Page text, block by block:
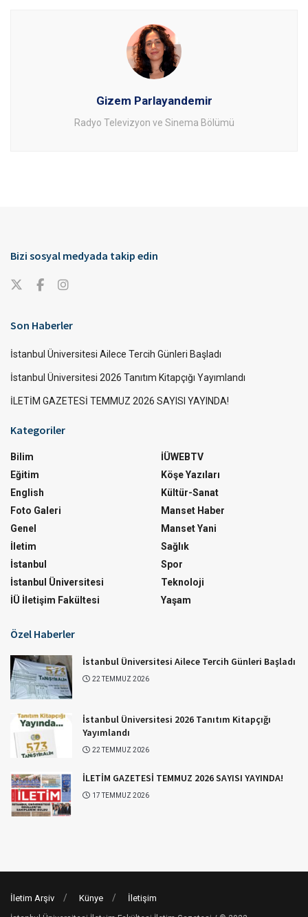
Gizem Parlayandemir
Radyo Televizyon ve Sinema Bölümü
Bizi sosyal medyada takip edin
Son Haberler
İstanbul Üniversitesi Ailece Tercih Günleri Başladı
İstanbul Üniversitesi 2026 Tanıtım Kitapçığı Yayımlandı
İLETİM GAZETESİ TEMMUZ 2026 SAYISI YAYINDA!
Kategoriler
Bilim
Eğitim
English
Foto Galeri
Genel
İletim
İstanbul
İstanbul Üniversitesi
İÜ İletişim Fakültesi
İÜWEBTV
Köşe Yazıları
Kültür-Sanat
Manset Haber
Manset Yani
Sağlık
Spor
Teknoloji
Yaşam
Özel Haberler
İstanbul Üniversitesi Ailece Tercih Günleri Başladı
22 TEMMUZ 2026
İstanbul Üniversitesi 2026 Tanıtım Kitapçığı
Yayımlandı
22 TEMMUZ 2026
İLETİM GAZETESİ TEMMUZ 2026 SAYISI YAYINDA!
17 TEMMUZ 2026
İletim Arşiv Künye İletişim